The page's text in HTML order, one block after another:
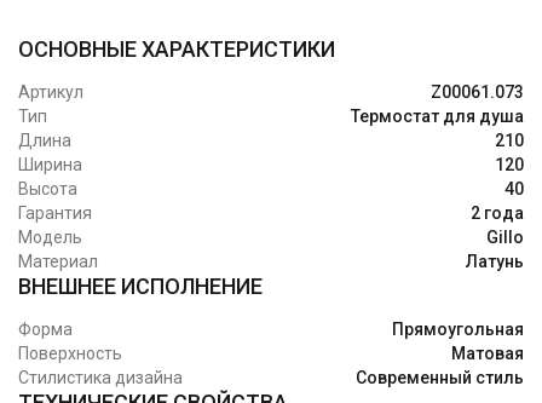
ОСНОВНЫЕ ХАРАКТЕРИСТИКИ
Артикул
Z00061.073
Тип
Термостат для душа
Длина
210
Ширина
120
Высота
40
Гарантия
2 года
Модель
Gillo
Материал
Латунь
ВНЕШНЕЕ ИСПОЛНЕНИЕ
Форма
Прямоугольная
Поверхность
Матовая
Стилистика дизайна
Современный стиль